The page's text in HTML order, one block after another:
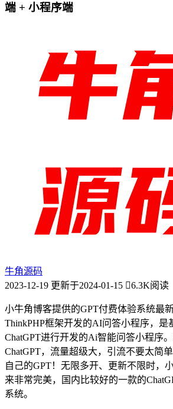
端 + 小程序端
牛角源码
2023-12-19 更新于2024-01-15 6.3K阅读
小牛角博客提供的GPT付费体验系统最
ThinkPHP框架开发的AI问答小程序，是
ChatGPT进行开发的Ai智能问答小程序
ChatGPT，流量超级大，引流不要太简
自己的GPT！无限多开、更新不限时，
来非常完美，国内比较好的一款的
系统。